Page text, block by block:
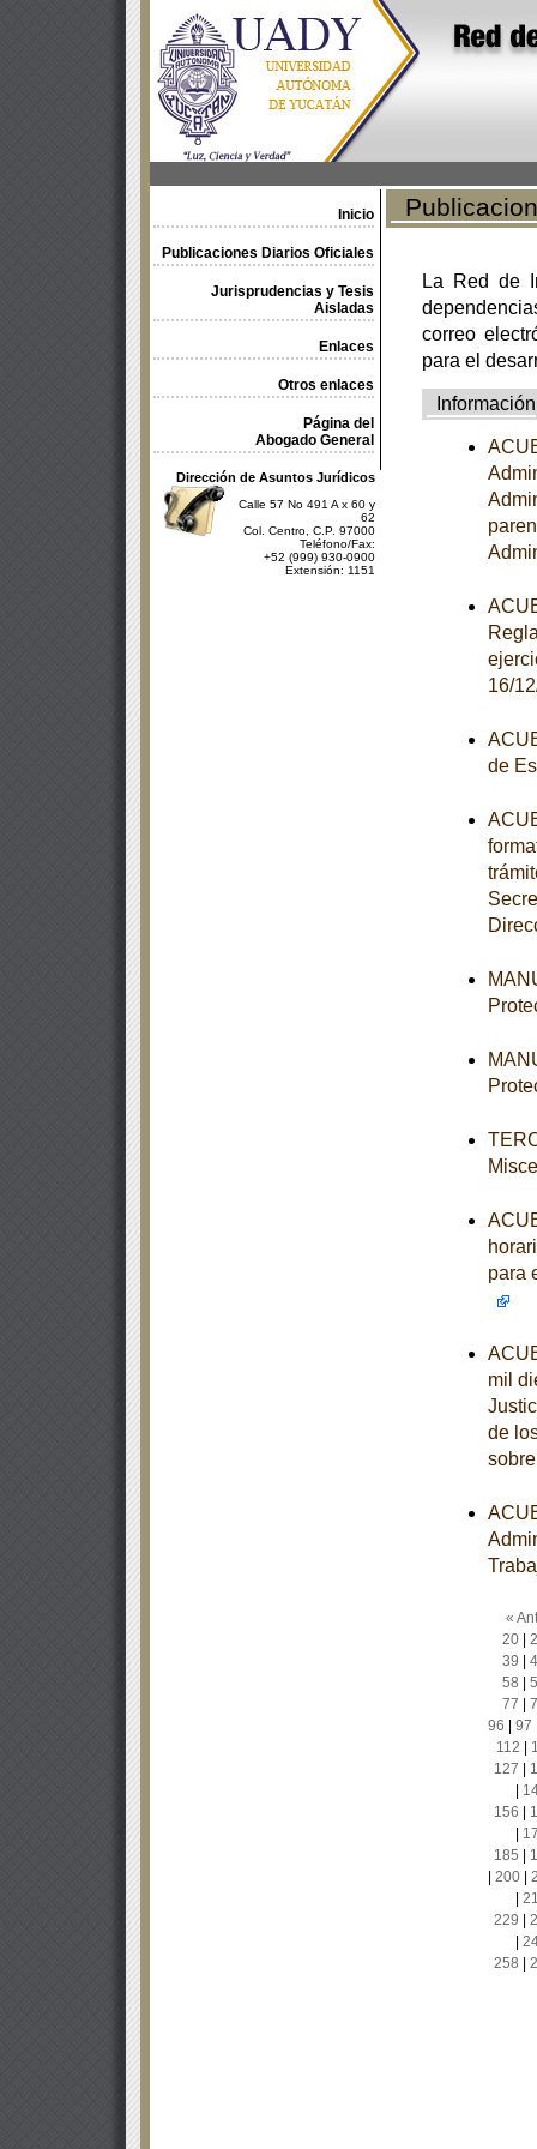
Inicio
Publicaciones Diarios Oficiales
Jurisprudencias y Tesis
Aisladas
Enlaces
Otros enlaces
Página del
Abogado General
Dirección de Asuntos Jurídicos
Calle 57 No 491 A x 60 y
62
Col. Centro, C.P. 97000
Teléfono/Fax:
+52 (999) 930-0900
Extensión: 1151
La Red de
correo
para el
Información
16/
de
para
mil
de
«
20|
39
58
77
96
97
112
127
156
185
200|
229
258